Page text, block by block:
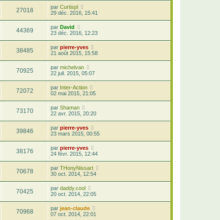
27018 par Curtispl
29 déc. 2016, 15:41
44369 par David
23 déc. 2016, 12:23
38485 par pierre-yves
21 août 2015, 15:58
70925 par michelvan
22 juil. 2015, 05:07
72072 par Inter-Action
02 mai 2015, 21:05
73170 par Shaman
22 avr. 2015, 20:20
39846 par pierre-yves
23 mars 2015, 00:55
38176 par pierre-yves
24 févr. 2015, 12:44
70678 par THonyNissart
30 oct. 2014, 12:54
70425 par daddy.cool
20 oct. 2014, 22:05
70968 par jean-claude
07 oct. 2014, 22:01